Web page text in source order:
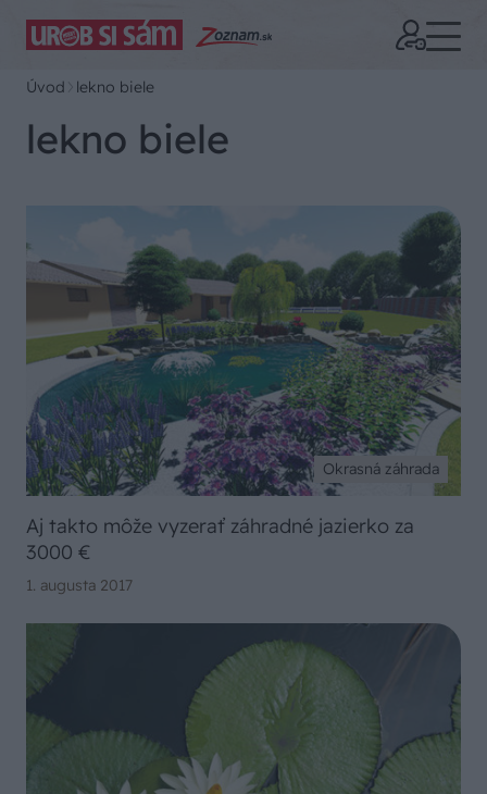
Úvod lekno biele
lekno biele
Okrasná záhrada
Aj takto môže vyzerať záhradné jazierko za
3000 €
1. augusta 2017